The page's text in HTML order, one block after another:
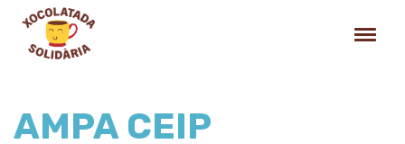
AMPA CEIP